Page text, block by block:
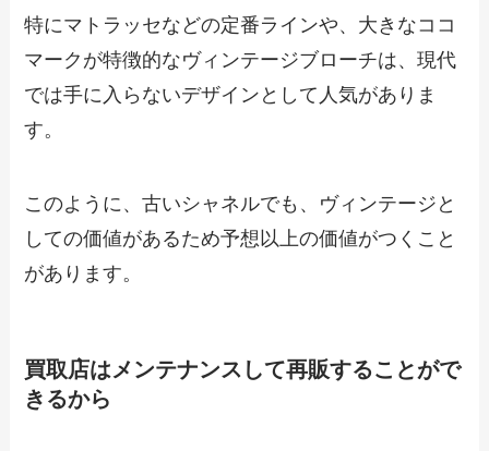
特にマトラッセなどの定番ラインや、大きなココ
マークが特徴的なヴィンテージブローチは、現代
では手に入らないデザインとして人気がありま
す。
このように、古いシャネルでも、ヴィンテージと
しての価値があるため予想以上の価値がつくこと
があります。
買取店はメンテナンスして再販することがで
きるから